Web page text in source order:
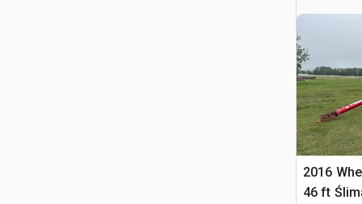
2016
46 ft